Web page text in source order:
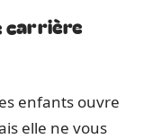
carrière
enfants ouvre
elle ne vous